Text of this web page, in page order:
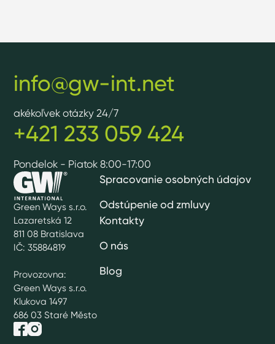
Green Ways s.r.o.
Lazaretská 12
811 08 Bratislava
IČ: 35884819
Provozovna:
Green Ways s.r.o.
Klukova 1497
686 03 Staré Město
Spracovanie osobných údajov
Odstúpenie od zmluvy
Kontakty
O nás
Blog
info@gw-int.net
akékoľvek otázky 24/7
+421 233 059 424
Pondelok - Piatok 8:00-17:00